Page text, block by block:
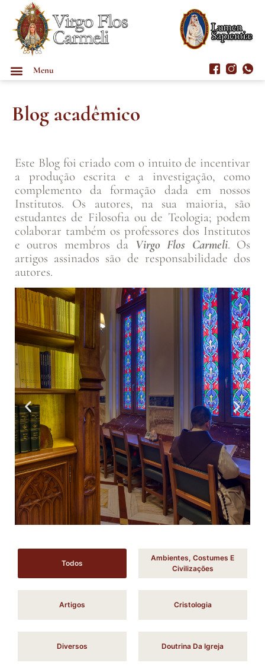
Menu
Blog acadêmico
Este Blog foi criado com o intuito de incentivar
a produção escrita e a investigação, como
complemento da formação dada em nossos
Institutos. Os autores, na sua maioria, são
estudantes de Filosofia ou de Teologia; podem
colaborar também os professores dos Institutos
e outros membros da Virgo Flos Carmeli. Os
artigos assinados são de responsabilidade dos
autores.
Todos
Ambientes, Costumes E
Civilizações
Artigos Cristologia
Diversos Doutrina Da Igreja